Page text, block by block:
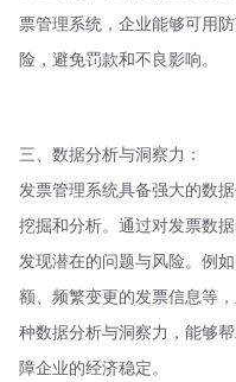
票管理系统，企业能够可用
险，避免罚款和不良影响。
三、数据分析与洞察力：
发票管理系统具备强大的数
挖掘和分析。通过对发票数
发现潜在的问题与风险。例
额、频繁变更的发票信息等
种数据分析与洞察力，能够
障企业的经济稳定。